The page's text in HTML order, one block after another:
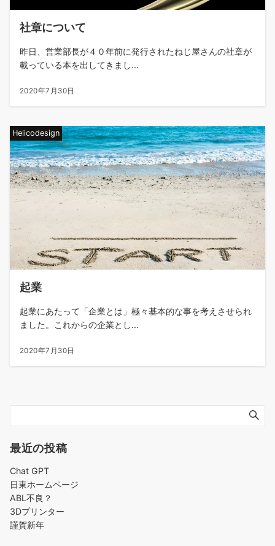
社章について
昨日、営業部長が４０年前に発行されたねじ屋さんの社章が
載っている本を出してきまし...
2020年7月30日
Helicodesign
起業
起業にあたって「企業とは」極々基本的な事を考えさせられ
ました。これからの企業とし...
2020年7月30日
最近の投稿
Chat GPT
日東ホームページ
ABL不良？
3Dプリンター
謹賀新年